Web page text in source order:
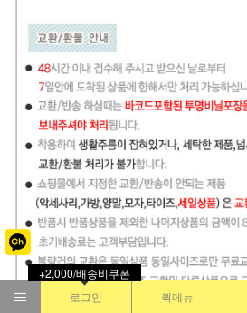
로그인 퀵메뉴
+2,000/배송비쿠폰